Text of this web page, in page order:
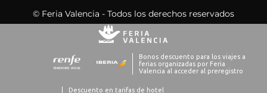
© Feria Valencia - Todos los derechos reservados